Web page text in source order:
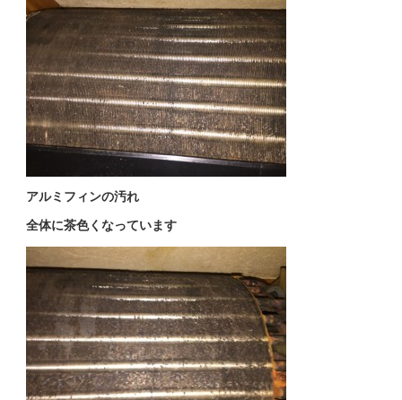
アルミフィンの汚れ
全体に茶色くなっています